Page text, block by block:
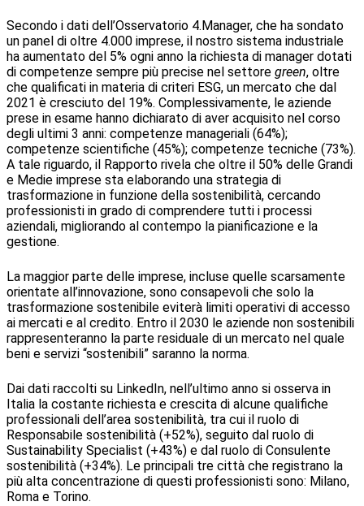
Secondo i dati dell’Osservatorio 4.Manager, che ha sondato
un panel di oltre 4.000 imprese, il nostro sistema industriale
ha aumentato del 5% ogni anno la richiesta di manager dotati
di competenze sempre più precise nel settore green, oltre
che qualificati in materia di criteri ESG, un mercato che dal
2021 è cresciuto del 19%. Complessivamente, le aziende
prese in esame hanno dichiarato di aver acquisito nel corso
degli ultimi 3 anni: competenze manageriali (64%);
competenze scientifiche (45%); competenze tecniche (73%).
A tale riguardo, il Rapporto rivela che oltre il 50% delle Grandi
e Medie imprese sta elaborando una strategia di
trasformazione in funzione della sostenibilità, cercando
professionisti in grado di comprendere tutti i processi
aziendali, migliorando al contempo la pianificazione e la
gestione.
La maggior parte delle imprese, incluse quelle scarsamente
orientate all’innovazione, sono consapevoli che solo la
trasformazione sostenibile eviterà limiti operativi di accesso
ai mercati e al credito. Entro il 2030 le aziende non sostenibili
rappresenteranno la parte residuale di un mercato nel quale
beni e servizi “sostenibili” saranno la norma.
Dai dati raccolti su LinkedIn, nell’ultimo anno si osserva in
Italia la costante richiesta e crescita di alcune qualifiche
professionali dell’area sostenibilità, tra cui il ruolo di
Responsabile sostenibilità (+52%), seguito dal ruolo di
Sustainability Specialist (+43%) e dal ruolo di Consulente
sostenibilità (+34%). Le principali tre città che registrano la
più alta concentrazione di questi professionisti sono: Milano,
Roma e Torino.